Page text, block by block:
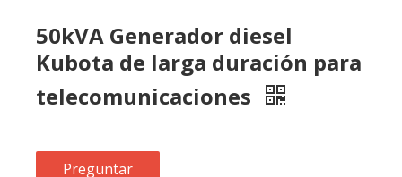
Preguntar
Descripción del producto